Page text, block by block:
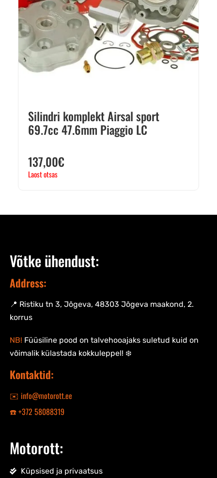
Silindri komplekt Airsal sport
69.7cc 47.6mm Piaggio LC
137,00€
Laost otsas
Võtke ühendust:
Address:
📍 Ristiku tn 3, Jõgeva, 48303 Jõgeva maakond, 2.
korrus
NB! Füüsiline pood on talvehooajaks suletud kuid on
võimalik külastada kokkuleppel! ❄️
Kontaktid:
✉️ info@motorott.ee
☎️ +372 58088319
Motorott:
Küpsised ja privaatsus